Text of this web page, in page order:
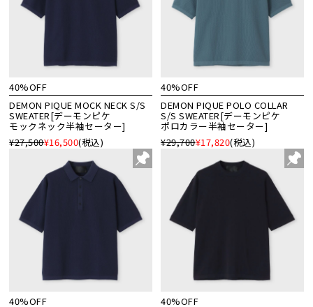
40%OFF
DEMON PIQUE MOCK NECK S/S
SWEATER[デーモンピケ
モックネック半袖セーター]
¥27,500¥16,500(税込)
40%OFF
DEMON PIQUE POLO COLLAR
S/S SWEATER[デーモンピケ
ポロカラー半袖セーター]
¥29,700¥17,820(税込)
40%OFF
40%OFF